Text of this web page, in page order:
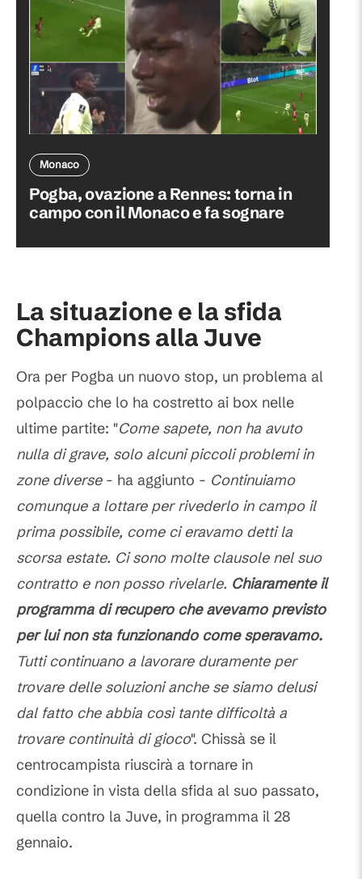
Monaco
Pogba, ovazione a Rennes: torna in
campo con il Monaco e fa sognare
La situazione e la sfida
Champions alla Juve
Ora per Pogba un nuovo stop, un problema al
polpaccio che lo ha costretto ai box nelle
ultime partite: "Come sapete, non ha avuto
nulla di grave, solo alcuni piccoli problemi in
zone diverse - ha aggiunto - Continuiamo
comunque a lottare per rivederlo in campo il
prima possibile, come ci eravamo detti la
scorsa estate. Ci sono molte clausole nel suo
contratto e non posso rivelarle. Chiaramente il
programma di recupero che avevamo previsto
per lui non sta funzionando come speravamo.
Tutti continuano a lavorare duramente per
trovare delle soluzioni anche se siamo delusi
dal fatto che abbia così tante difficoltà a
trovare continuità di gioco". Chissà se il
centrocampista riuscirà a tornare in
condizione in vista della sfida al suo passato,
quella contro la Juve, in programma il 28
gennaio.